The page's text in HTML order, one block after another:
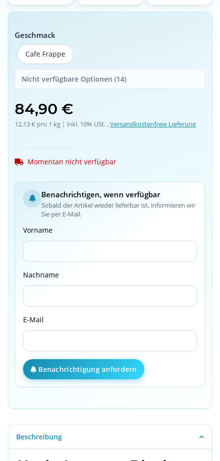
Geschmack
Cafe Frappe
Cafe Frappe
Nicht verfügbare Optionen (14)
84,90 €
12,13 € pro 1 kg | inkl. 10% USt. ,Versandkostenfreie Lieferung
Momentan nicht verfügbar
Benachrichtigen, wenn verfügbar
Sobald der Artikel wieder lieferbar ist, informieren wir
Sie per E-Mail.
Vorname
Nachname
E-Mail
Benachrichtigung anfordern
Beschreibung